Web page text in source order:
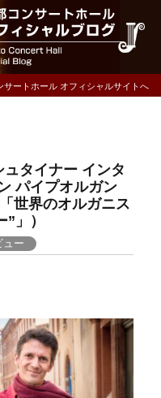
サートホール オフィシャルサイトへ
タイナー インタ
パイプオルガン
世界のオルガニス
」）
ュー